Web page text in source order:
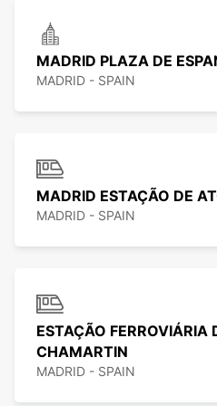
MADRID PLAZA DE
MADRID - SPAIN
MADRID ESTAÇÃO DE
MADRID - SPAIN
ESTAÇÃO FERROVIÁRIA
CHAMARTIN
MADRID - SPAIN